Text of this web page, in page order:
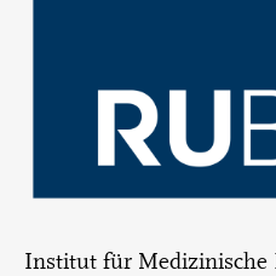
Institut für Medizinische